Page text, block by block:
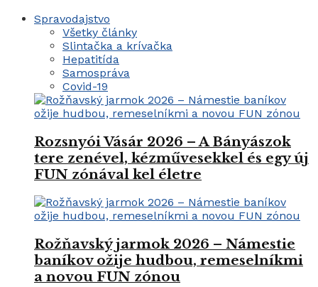
Spravodajstvo
Všetky články
Slintačka a krívačka
Hepatitída
Samospráva
Covid-19
Rozsnyói Vásár 2026 – A Bányászok
tere zenével, kézművesekkel és egy új
FUN zónával kel életre
Rožňavský jarmok 2026 – Námestie
baníkov ožije hudbou, remeselníkmi
a novou FUN zónou